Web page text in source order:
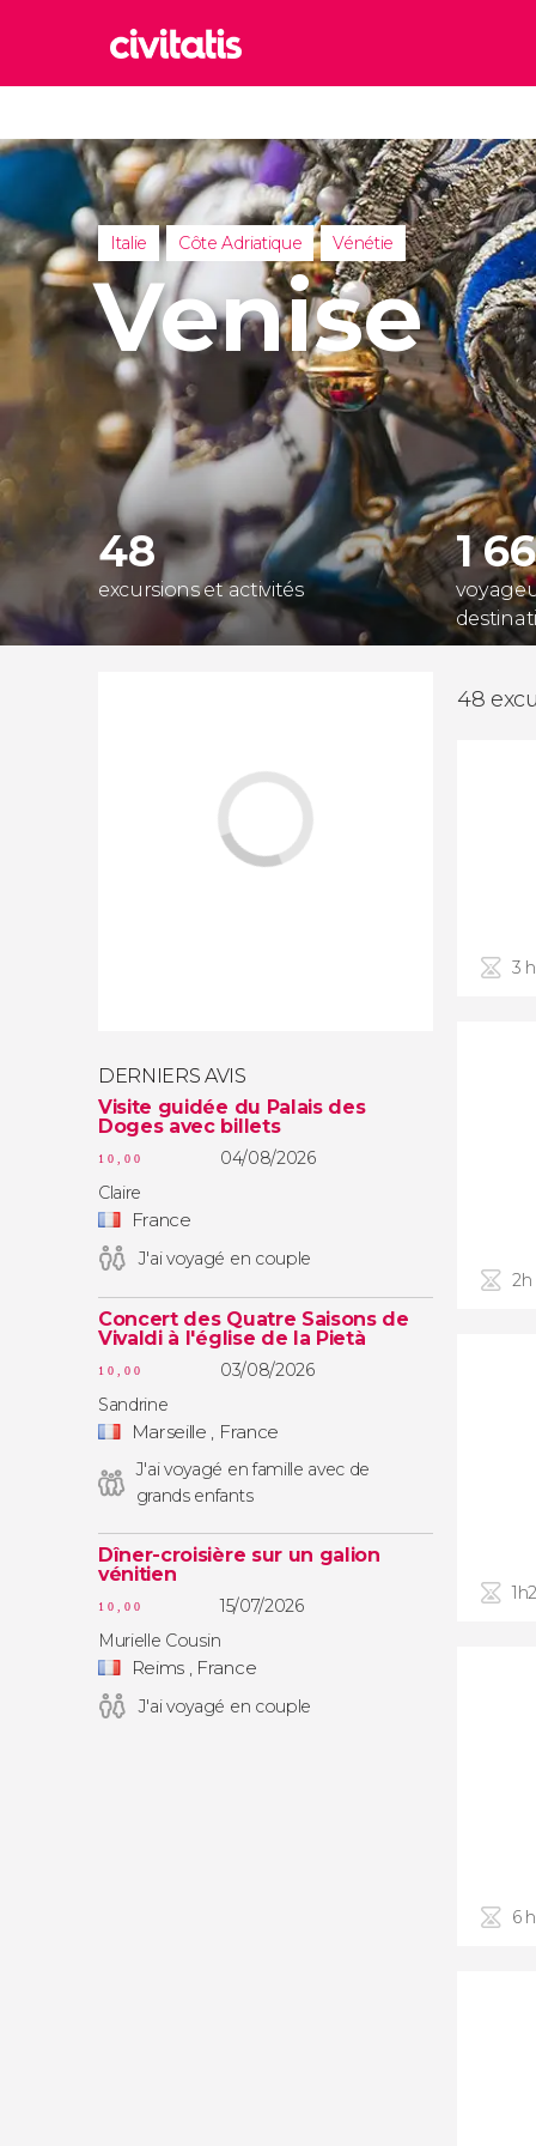
Italie
Maroc
Turquie
Italie Côte Adriatique Vénétie
Venise
48
excursions et activités
1
DERNIERS AVIS
Visite guidée du Palais des
Doges avec billets
10,00
04/08/2026
Claire
France
J'ai voyagé en couple
Concert des Quatre Saisons de
Vivaldi à l'église de la Pietà
10,00
03/08/2026
Sandrine
Marseille , France
J'ai voyagé en famille avec de
grands enfants
Dîner-croisière sur un galion
vénitien
10,00
15/07/2026
Murielle Cousin
Reims , France
J'ai voyagé en couple
48
3
2h
6